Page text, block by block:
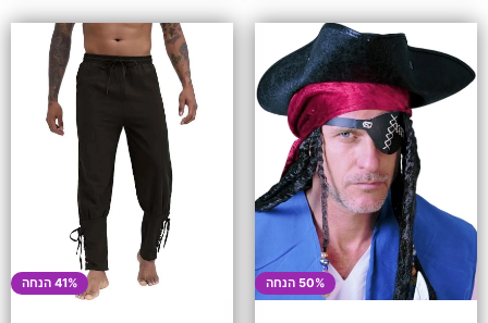
50% הנחה 41% הנחה